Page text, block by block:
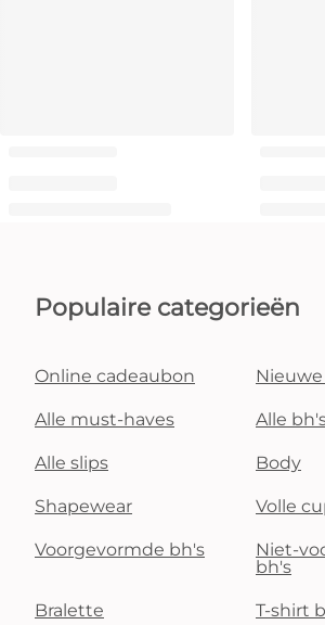
Populaire categorieën
Online cadeaubon
Alle must-haves Alle
Alle slips Body
Shapewear Volle
Voorgevormde bh's
Niet-
bh's
Bralette T-shirt